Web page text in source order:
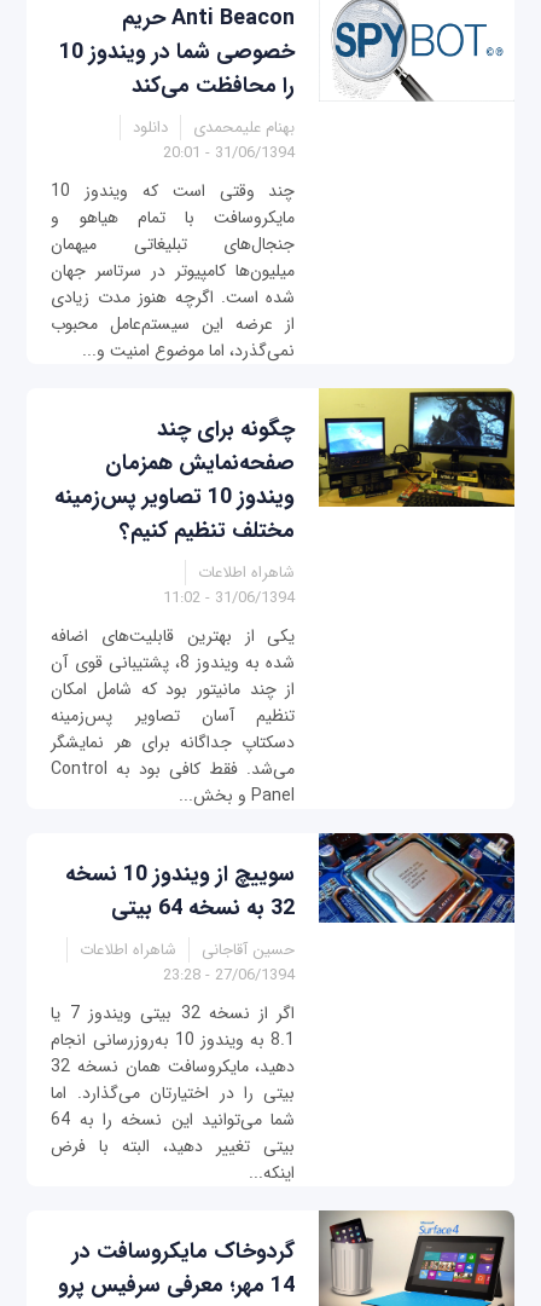
Anti Beacon حریم
خصوصی شما در ویندوز 10
را محافظت می‌کند
بهنام علیمحمدی
دانلود
31/06/1394 - 20:01
چند وقتی است که ویندوز 10
مایکروسافت با تمام هیاهو و
جنجال‌های تبلیغاتی میهمان
میلیون‌ها کامپیوتر در سرتاسر جهان
شده است. اگرچه هنوز مدت زیادی
از عرضه این سیستم‌عامل محبوب
نمی‌گذرد، اما موضوع امنیت و...
چگونه برای چند
صفحه‌نمایش همزمان
ویندوز 10 تصاویر پس‌زمینه
مختلف تنظیم کنیم؟
شاهراه اطلاعات
31/06/1394 - 11:02
یکی از بهترین قابلیت‌های اضافه
شده به ویندوز 8، پشتیبانی قوی آن
از چند مانیتور بود که شامل امکان
تنظیم آسان تصاویر پس‌زمینه
دسکتاپ جداگانه برای هر نمایشگر
می‌شد. فقط کافی بود به Control
Panel و بخش...
سوییچ از ویندوز 10 نسخه
32 به نسخه 64 بیتی
حسین آقاجانی
شاهراه اطلاعات
27/06/1394 - 23:28
اگر از نسخه 32 بیتی ویندوز 7 یا
8.1 به ویندوز 10 به‌روزرسانی انجام
دهید، مایکروسافت همان نسخه 32
بیتی را در اختیارتان می‌گذارد. اما
شما می‌توانید این نسخه را به 64
بیتی تغییر دهید، البته با فرض
اینکه...
گردوخاک مایکروسافت در
14 مهر؛ معرفی سرفیس پرو